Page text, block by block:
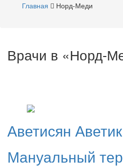
Главная
Норд-Меди
Врачи в «Норд-
Аветисян
Мануальный